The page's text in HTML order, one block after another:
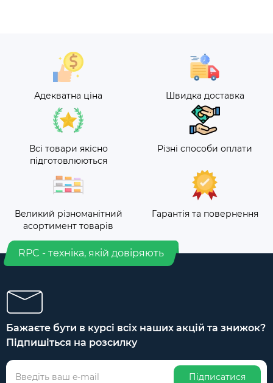
Адекватна ціна Швидка доставка
Всі товари якісно
підготовлюються
Різні способи оплати
Великий різноманітний
асортимент товарів
Гарантія та повернення
RPC - техніка, якій довіряють
Бажаєте бути в курсі всіх наших акцій та знижок?
Підпишіться на розсилку
Підписатися